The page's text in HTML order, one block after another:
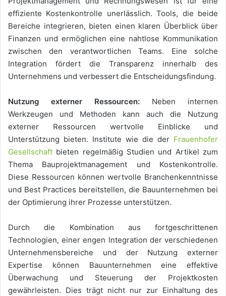
effiziente Kostenkontrolle unerlässlich. Tools, die beide
Bereiche integrieren, bieten einen klaren Überblick über
Finanzen und ermöglichen eine nahtlose Kommunikation
zwischen den verantwortlichen Teams. Eine solche
Integration fördert die Transparenz innerhalb des
Unternehmens und verbessert die Entscheidungsfindung.
Nutzung externer Ressourcen: Neben internen
Werkzeugen und Methoden kann auch die Nutzung
externer Ressourcen wertvolle Einblicke und
Unterstützung bieten. Institute wie die der Frauenhofer
Gesellschaft bieten regelmäßig Studien und Artikel zum
Thema Bauprojektmanagement und Kostenkontrolle.
Diese Ressourcen können wertvolle Branchenkenntnisse
und Best Practices bereitstellen, die Bauunternehmen bei
der Optimierung ihrer Prozesse unterstützen.
Durch die Kombination aus fortgeschrittenen
Technologien, einer engen Integration der verschiedenen
Unternehmensbereiche und der Nutzung externer
Expertise können Bauunternehmen eine effektive
Überwachung und Steuerung der Projektkosten
gewährleisten. Dies trägt nicht nur zur Einhaltung des